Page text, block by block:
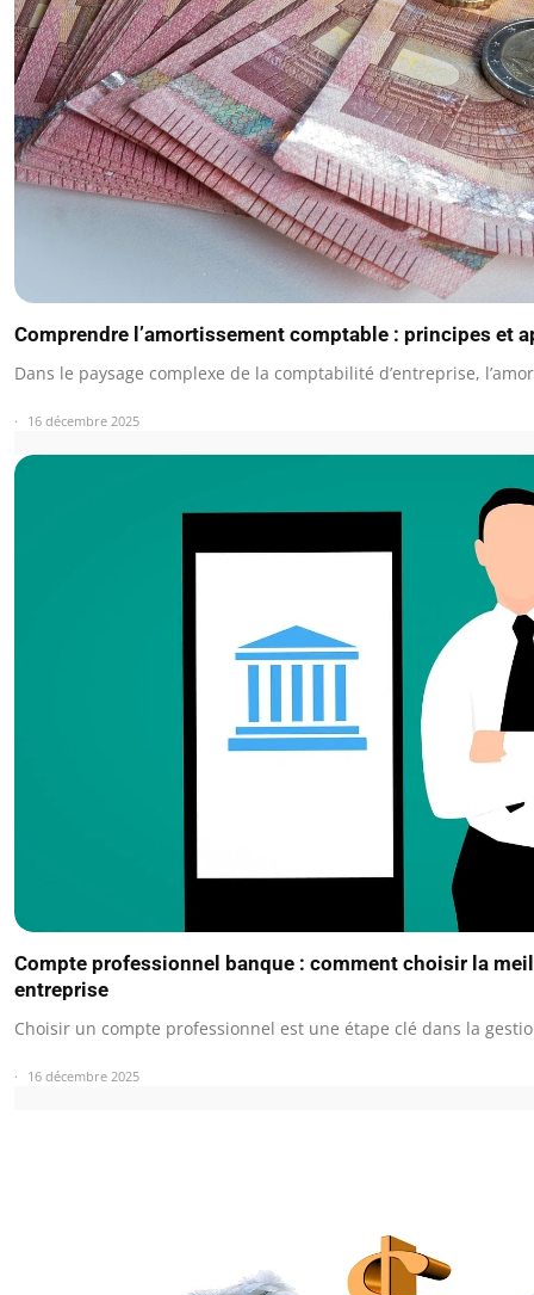
Comprendre l’amortissement comptable : principes et
Dans le paysage complexe de la comptabilité d’entreprise,
16 décembre 2025
Compte professionnel banque : comment choisir la
entreprise
Choisir un compte professionnel est une étape clé dans la
16 décembre 2025